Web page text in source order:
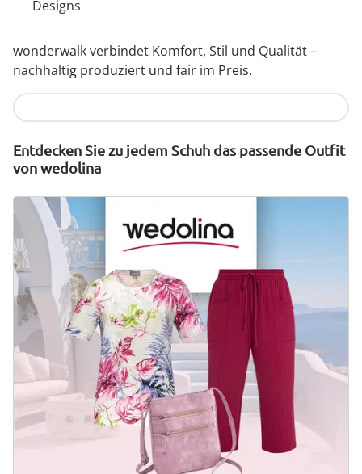
Designs
wonderwalk verbindet Komfort, Stil und Qualität –
nachhaltig produziert und fair im Preis.
Entdecken Sie zu jedem Schuh das passende Outfit
von wedolina